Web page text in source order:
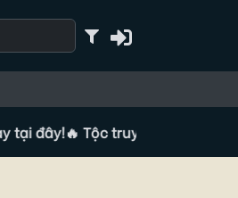
🔥 Tộc truyện đang tuyển Tác